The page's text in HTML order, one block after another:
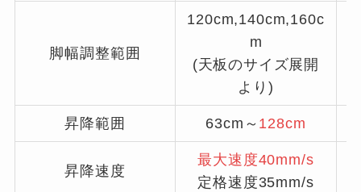
脚幅調整範囲
120cm,140cm,160c
m
(天板のサイズ展開
より)
昇降範囲 63cm～ 128cm
昇降速度
最大速度40mm/s
定格速度35mm/s